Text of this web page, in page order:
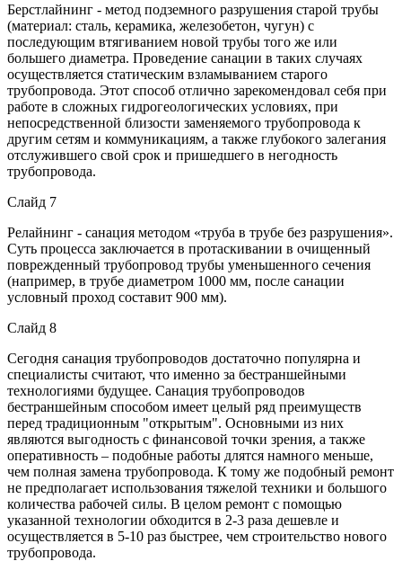
Берстлайнинг - метод подземного разрушения старой трубы
(материал: сталь, керамика, железобетон, чугун) с
последующим втягиванием новой трубы того же или
большего диаметра. Проведение санации в таких случаях
осуществляется статическим взламыванием старого
трубопровода. Этот способ отлично зарекомендовал себя при
работе в сложных гидрогеологических условиях, при
непосредственной близости заменяемого трубопровода к
другим сетям и коммуникациям, а также глубокого залегания
отслужившего свой срок и пришедшего в негодность
трубопровода.
Слайд 7
Релайнинг - санация методом «труба в трубе без разрушения».
Суть процесса заключается в протаскивании в очищенный
поврежденный трубопровод трубы уменьшенного сечения
(например, в трубе диаметром 1000 мм, после санации
условный проход составит 900 мм).
Слайд 8
Сегодня санация трубопроводов достаточно популярна и
специалисты считают, что именно за бестраншейными
технологиями будущее. Санация трубопроводов
бестраншейным способом имеет целый ряд преимуществ
перед традиционным "открытым". Основными из них
являются выгодность с финансовой точки зрения, а также
оперативность – подобные работы длятся намного меньше,
чем полная замена трубопровода. К тому же подобный ремонт
не предполагает использования тяжелой техники и большого
количества рабочей силы. В целом ремонт с помощью
указанной технологии обходится в 2-3 раза дешевле и
осуществляется в 5-10 раз быстрее, чем строительство нового
трубопровода.